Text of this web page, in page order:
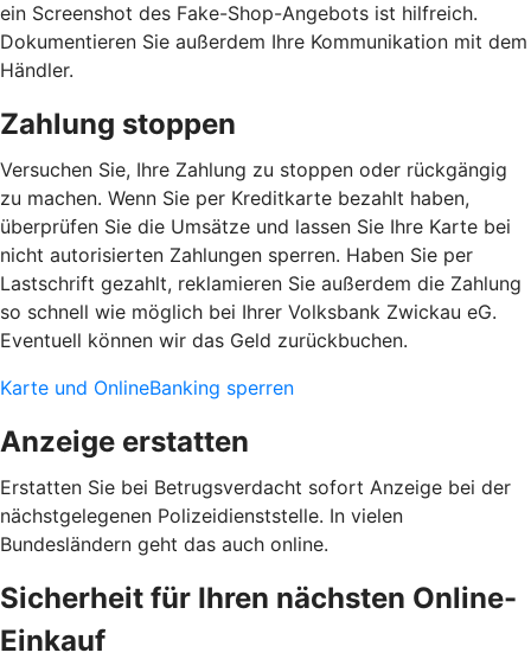
ein Screenshot des Fake-Shop-Angebots ist hilfreich.
Dokumentieren Sie außerdem Ihre Kommunikation mit dem
Händler.
Zahlung stoppen
Versuchen Sie, Ihre Zahlung zu stoppen oder rückgängig
zu machen. Wenn Sie per Kreditkarte bezahlt haben,
überprüfen Sie die Umsätze und lassen Sie Ihre Karte bei
nicht autorisierten Zahlungen sperren. Haben Sie per
Lastschrift gezahlt, reklamieren Sie außerdem die Zahlung
so schnell wie möglich bei Ihrer Volksbank Zwickau eG.
Eventuell können wir das Geld zurückbuchen.
Karte und OnlineBanking sperren
Anzeige erstatten
Erstatten Sie bei Betrugsverdacht sofort Anzeige bei der
nächstgelegenen Polizeidienststelle. In vielen
Bundesländern geht das auch online.
Sicherheit für Ihren nächsten Online-
Einkauf